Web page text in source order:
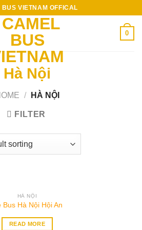
VIETNAM OFFICAL
0
Hà Nội
/ HÀ NỘI
FILTER
OUT OF STOCK
HÀ NỘI
Bus Hà Nội Hội An
READ MORE